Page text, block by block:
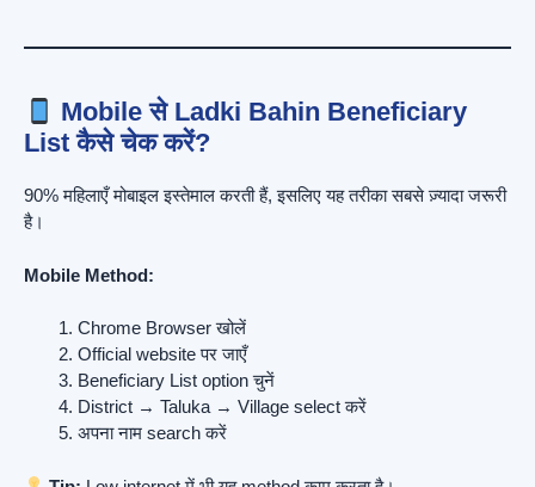
Mobile से Ladki Bahin Beneficiary
List कैसे चेक करें?
90% महिलाएँ मोबाइल इस्तेमाल करती हैं, इसलिए यह तरीका सबसे ज़्यादा जरूरी
है।
Mobile Method:
Chrome Browser खोलें
Official website पर जाएँ
Beneficiary List option चुनें
District → Taluka → Village select करें
अपना नाम search करें